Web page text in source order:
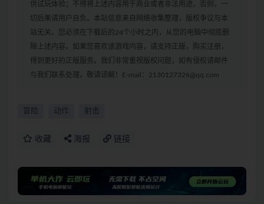
供试玩体验；不得将上述内容用于商业或者非法用途，否则，一
切后果请用户自负。本站信息来自网络收集整理，版权争议与本
站无关。您必须在下载后的24个小时之内，从您的电脑中彻底删
除上述内容。如果您喜欢该游戏内容，请支持正版，购买注册，
得到更好的正版服务。我们非常重视版权问题，如有侵权请邮件
与我们联系处理。敬请谅解！E-mail：2130127326@qq.com
冒险 动作 射击
收藏 海报 链接